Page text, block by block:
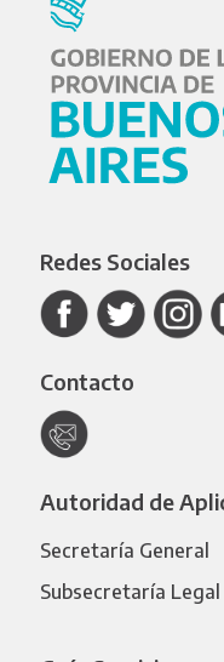
Redes Sociales
Contacto
Autoridad de
Secretaría General
Subsecretaría Legal